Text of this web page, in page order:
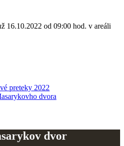
16.10.2022 od 09:00 hod. v areáli
preteky 2022
dvora
dvor